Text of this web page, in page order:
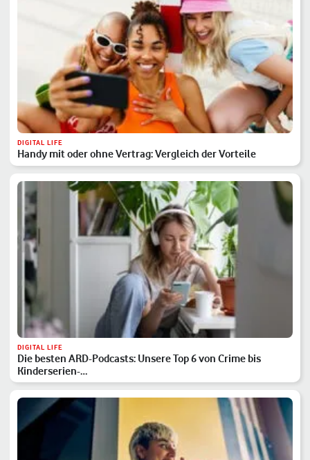
DIGITAL LIFE
Handy mit oder ohne Vertrag: Vergleich der Vorteile
DIGITAL LIFE
Die besten ARD-Podcasts: Unsere Top 6 von Crime bis
Kinderserien-…